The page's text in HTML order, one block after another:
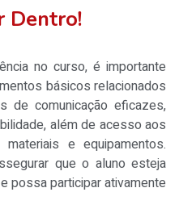
Dentro!
no curso, é importante
básicos relacionados
de comunicação eficazes,
além de acesso aos
e equipamentos.
que o aluno esteja
possa participar ativamente